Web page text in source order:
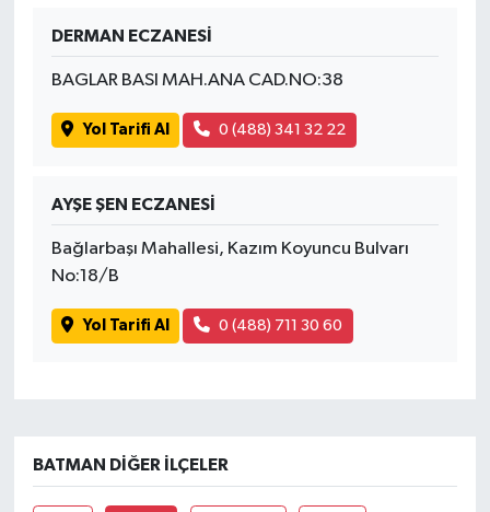
DERMAN ECZANESİ
BAGLAR BASI MAH.ANA CAD.NO:38
Yol Tarifi Al 0 (488) 341 32 22
AYŞE ŞEN ECZANESİ
Bağlarbaşı Mahallesi, Kazım Koyuncu Bulvarı
No:18/B
Yol Tarifi Al 0 (488) 711 30 60
BATMAN DIĞER İLÇELER